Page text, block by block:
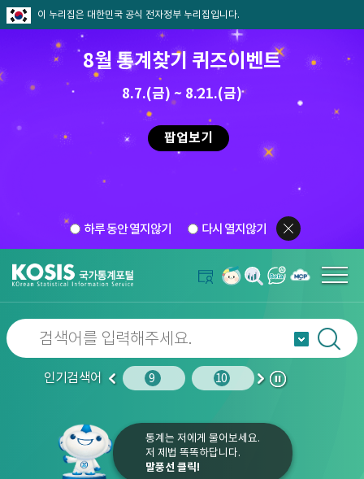
이 누리집은 대한민국 공식 전자정부 누리집입니다.
8월 통계찾기 퀴즈이벤트
8.7.(금) ~ 8.21.(금)
팝업보기
하루 동안 열지않기 다시 열지않기
인기검색어
이
10 임금 9 10 1
다
정
통계는 저에게 물어보세요.
저 제법 똑똑하답니다.
말풍선 클릭!